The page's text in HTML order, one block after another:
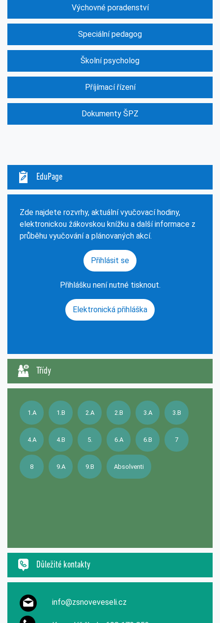
Výchovné poradenství
Speciální pedagog
Školní psycholog
Příjímací řízení
Dokumenty ŠPZ
EduPage
Zde najdete rozvrhy, aktuální vyučovací hodiny,
elektronickou žákovskou knížku a další informace z
průběhu vyučování a plánovaných akcí.
Přihlásit se
Přihlášku není nutné tisknout.
Elektronická přihláška
Třídy
1.A 1.B 2.A 2.B 3.A 3.B
4.A 4.B 5. 6.A 6.B 7
8 9.A 9.B Absolventi
Důležité kontakty
info@zsnoveveseli.cz